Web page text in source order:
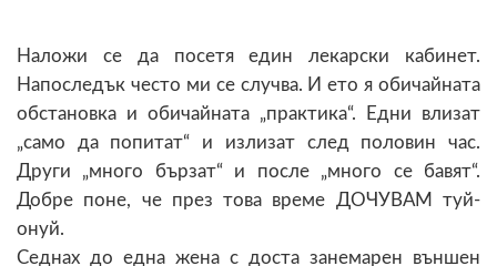
Наложи се да посетя един лекарски кабинет.
Напоследък често ми се случва. И ето я обичайната
обстановка и обичайната „практика“. Едни влизат
„само да попитат“ и излизат след половин час.
Други „много бързат“ и после „много се бавят“.
Добре поне, че през това време ДОЧУВАМ туй-
онуй.
Седнах до една жена с доста занемарен външен